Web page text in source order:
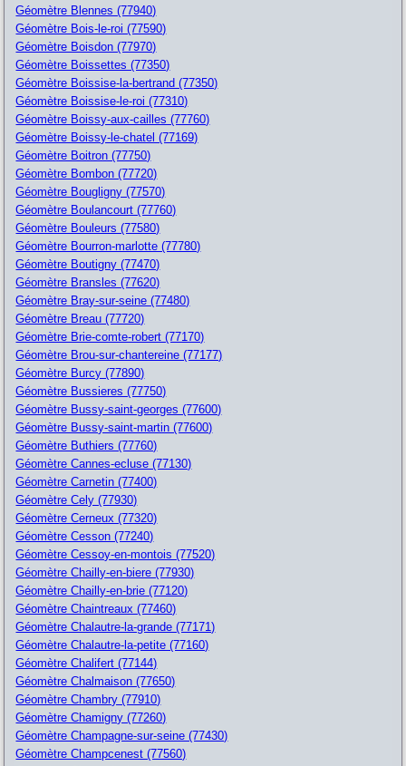
Géomètre Blennes (77940)
Géomètre Bois-le-roi (77590)
Géomètre Boisdon (77970)
Géomètre Boissettes (77350)
Géomètre Boissise-la-bertrand (77350)
Géomètre Boissise-le-roi (77310)
Géomètre Boissy-aux-cailles (77760)
Géomètre Boissy-le-chatel (77169)
Géomètre Boitron (77750)
Géomètre Bombon (77720)
Géomètre Bougligny (77570)
Géomètre Boulancourt (77760)
Géomètre Bouleurs (77580)
Géomètre Bourron-marlotte (77780)
Géomètre Boutigny (77470)
Géomètre Bransles (77620)
Géomètre Bray-sur-seine (77480)
Géomètre Breau (77720)
Géomètre Brie-comte-robert (77170)
Géomètre Brou-sur-chantereine (77177)
Géomètre Burcy (77890)
Géomètre Bussieres (77750)
Géomètre Bussy-saint-georges (77600)
Géomètre Bussy-saint-martin (77600)
Géomètre Buthiers (77760)
Géomètre Cannes-ecluse (77130)
Géomètre Carnetin (77400)
Géomètre Cely (77930)
Géomètre Cerneux (77320)
Géomètre Cesson (77240)
Géomètre Cessoy-en-montois (77520)
Géomètre Chailly-en-biere (77930)
Géomètre Chailly-en-brie (77120)
Géomètre Chaintreaux (77460)
Géomètre Chalautre-la-grande (77171)
Géomètre Chalautre-la-petite (77160)
Géomètre Chalifert (77144)
Géomètre Chalmaison (77650)
Géomètre Chambry (77910)
Géomètre Chamigny (77260)
Géomètre Champagne-sur-seine (77430)
Géomètre Champcenest (77560)